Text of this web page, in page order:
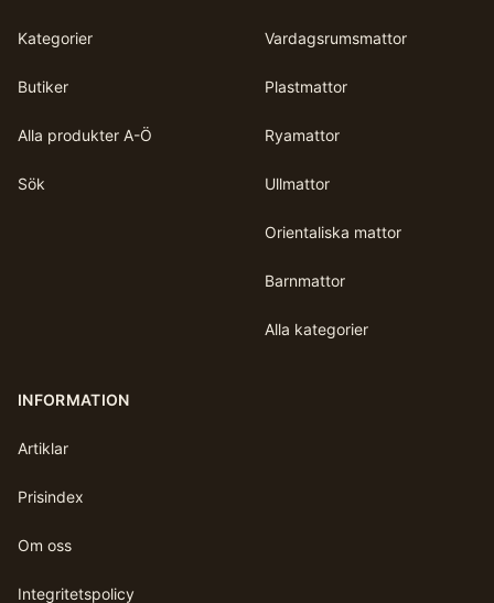
Kategorier
Butiker
Alla produkter A-Ö
Sök
Vardagsrumsmattor
Plastmattor
Ryamattor
Ullmattor
Orientaliska mattor
Barnmattor
Alla kategorier
INFORMATION
Artiklar
Prisindex
Om oss
Integritetspolicy